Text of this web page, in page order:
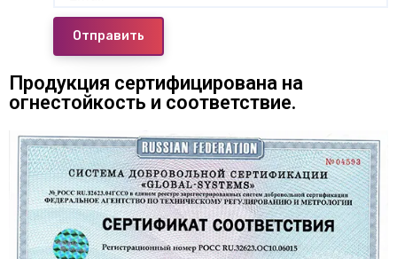
Отправить
Продукция сертифицирована на
огнестойкость и соответствие.